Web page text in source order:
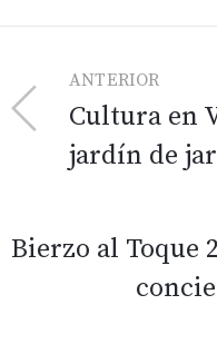
ANTERIOR
Cultura en
jardín de
Bierzo al Toque